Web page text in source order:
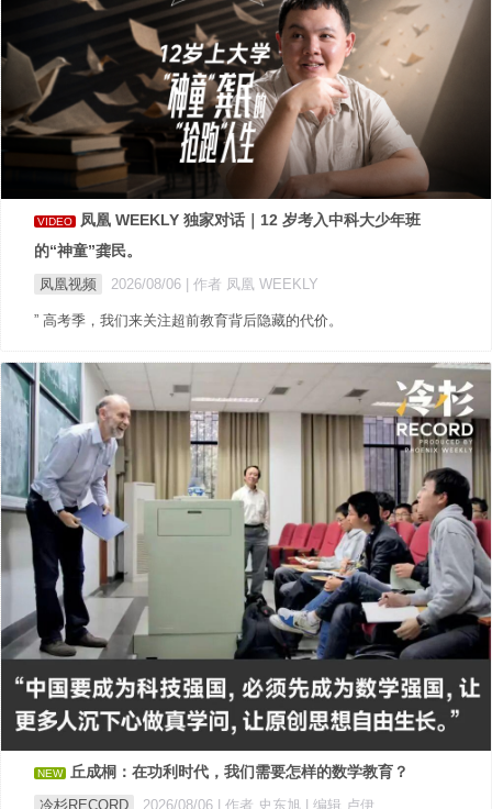
VIDEO
凤凰 WEEKLY 独家对话｜12 岁考入中科大少年班
的“神童”龚民。
凤凰视频 2026/08/06 | 作者 凤凰 WEEKLY
” 高考季，我们来关注超前教育背后隐藏的代价。
NEW 丘成桐：在功利时代，我们需要怎样的数学教育？
冷杉RECORD 2026/08/06 | 作者 史东旭 | 编辑 卢伊